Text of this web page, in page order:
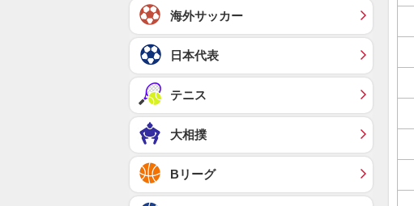
海外サッカー
日本代表
テニス
大相撲
Bリーグ